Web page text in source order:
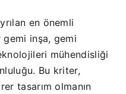
en önemli
inşa, gemi
mühendisliği
Bu kriter,
tasarım olmanın